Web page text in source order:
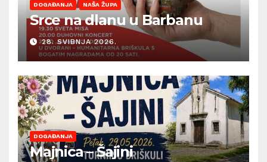
DOGAĐANJA NAŠA ŽUPA
Srce na dlanu u Barbanu
28. SVIBNJA 2026.
DOGAĐANJA
Majnica – Šajini